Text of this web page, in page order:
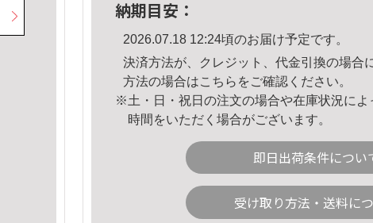
納期目安：
2026.07.18 12:24頃のお届け予定です。
決済方法が、クレジット、代金引換の場合
方法の場合はこちら をご確認ください。
※土・日・祝日の注文の場合や在庫状況によ
時間をいただく場合がございます。
即日出荷条件につい
受け取り方法・送料に